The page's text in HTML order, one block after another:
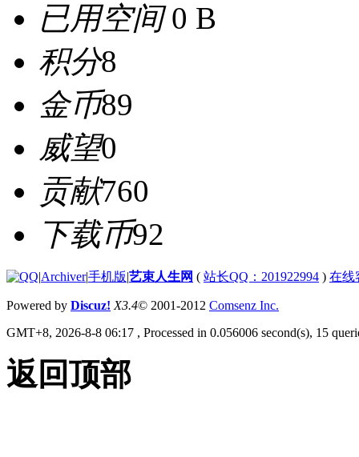
已用空间0 B
积分8
金币89
威望0
贡献760
下载币92
|Archiver|手机版|艺束人生网 ( 站长QQ：201922994 ) 在线
Powered by Discuz! X3.4© 2001-2012 Comsenz Inc.
GMT+8, 2026-8-8 06:17 , Processed in 0.056006 second(s), 15
返回顶部